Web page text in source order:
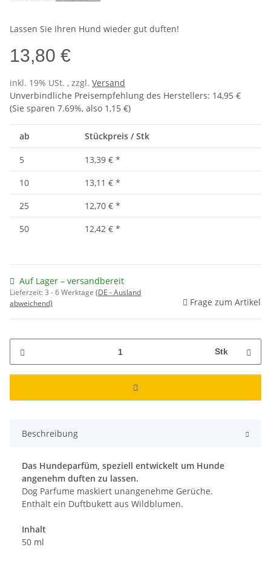
Lassen Sie Ihren Hund wieder gut duften!
13,80 €
inkl. 19% USt. , zzgl. Versand
Unverbindliche Preisempfehlung des Herstellers: 14,95 €
(Sie sparen 7.69%, also 1,15 €)
ab Stückpreis / Stk
5 13,39 € *
10
13,11 € *
25
12,70 € *
50
12,42 € *
Auf Lager – versandbereit
Lieferzeit:3 - 6 Werktage (DE - Ausland
abweichend)
Frage zum Artikel
Stk
Beschreibung
Das Hundeparfüm, speziell entwickelt um Hunde
angenehm duften zu lassen.
Dog Parfume maskiert unangenehme Gerüche.
Enthält ein Duftbukett aus Wildblumen.
Inhalt
50 ml